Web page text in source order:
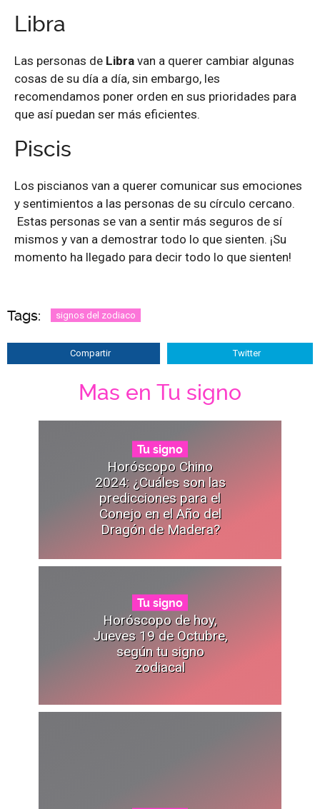
Libra
Las personas de Libra van a querer cambiar algunas
cosas de su día a día, sin embargo, les
recomendamos poner orden en sus prioridades para
que así puedan ser más eficientes.
Piscis
Los piscianos van a querer comunicar sus emociones
y sentimientos a las personas de su círculo cercano.
Estas personas se van a sentir más seguros de sí
mismos y van a demostrar todo lo que sienten. ¡Su
momento ha llegado para decir todo lo que sienten!
Tags: signos del zodiaco
Compartir Twitter
Mas en Tu signo
Tu signo
Horóscopo Chino
2024: ¿Cuáles son las
predicciones para el
Conejo en el Año del
Dragón de Madera?
Tu signo
Horóscopo de hoy,
Jueves 19 de Octubre,
según tu signo
zodiacal